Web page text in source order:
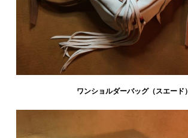
ワンショルダーバッグ（スエード）